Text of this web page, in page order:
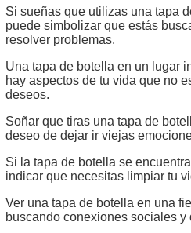
Si sueñas que utilizas una tapa
puede simbolizar que estás
resolver problemas.
Una tapa de botella en un lugar
hay aspectos de tu vida que no
deseos.
Soñar que tiras una tapa de
deseo de dejar ir viejas
Si la tapa de botella se
indicar que necesitas limpiar tu
Ver una tapa de botella en una
buscando conexiones sociales y